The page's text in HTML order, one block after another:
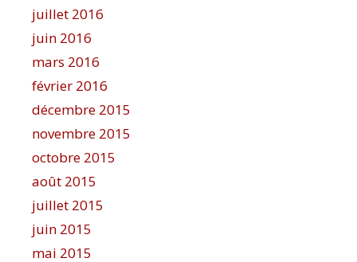
juillet 2016
juin 2016
mars 2016
février 2016
décembre 2015
novembre 2015
octobre 2015
août 2015
juillet 2015
juin 2015
mai 2015